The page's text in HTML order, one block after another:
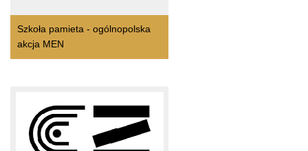
Szkoła pamieta - ogólnopolska
akcja MEN